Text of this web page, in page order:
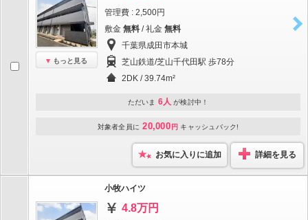
もっと見る
管理費 : 2,500円
敷金 無料 / 礼金 無料
千葉県成田市本城
芝山鉄道/芝山千代田駅 歩78分
2DK / 39.74m²
ただいま 6人 が検討中！
対象者全員に 20,000 円 キャッシュバック!
お気に入りに追加 詳細を見る
小牧ハイツ
4.8万円